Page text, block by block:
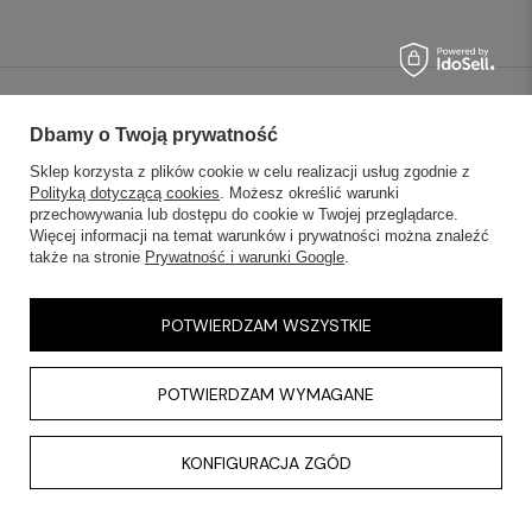
INFORMACJE
OBSŁUGA KLIENTA
AKTUALNOŚCI
KONTAKT
Dbamy o Twoją prywatność
Sklep korzysta z plików cookie w celu realizacji usług zgodnie z
Polityką dotyczącą cookies. Możesz określić warunki
przechowywania lub dostępu do cookie w Twojej przeglądarce.
Więcej informacji na temat warunków i prywatności można znaleźć
także na stronie Prywatność i warunki Google.
POTWIERDZAM WYMAGANE
KONFIGURACJA ZGÓD
POTWIERDZAM WSZYSTKIE